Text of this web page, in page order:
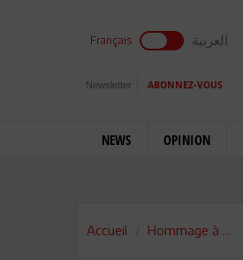
Français العربية
Newsletter ABONNEZ-VOUS
NEWS OPINION
Accueil Hommage à ...